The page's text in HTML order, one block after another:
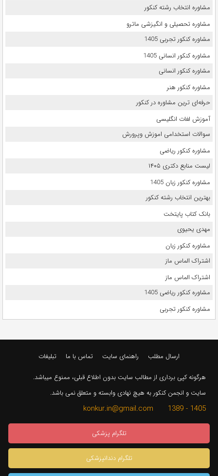
مشاوره انتخاب رشته کنکور
مشاوره تحصیلی و انگیزشی ماترو
مشاوره کنکور تجربی 1405
مشاوره کنکور انسانی 1405
مشاوره کنکور انسانی
مشاوره کنکور هنر
حرفه‌ای ترین مشاوره در کنکور
آموزش لغات انگلیسی
سوالات استخدامی اموزش وپرورش
مشاوره کنکور ریاضی
لیست منابع دکتری ۱۴۰۵
مشاوره کنکور زبان 1405
بهترین انتخاب رشته کنکور
بانک کتاب پایتخت
مهدی یحیوی
مشاوره کنکور زبان
اشتراک الماس ماز
اشتراک الماس ماز
مشاوره کنکور ریاضی 1405
مشاوره کنکور تجربی
ارسال مطلب راهنمای سایت تماس با ما تبلیغات
هرگونه کپی برداری از مطالب سایت بدون اطلاع قبلی، ممنوع میباشد.
سایت و انجمن کنکور به هیچ نهادی وابسته و متعلق نمی باشد.
1405 - 1389 konkur.in@gmail.com
تلگرام پزشکی
تلگرام دندانپزشکی